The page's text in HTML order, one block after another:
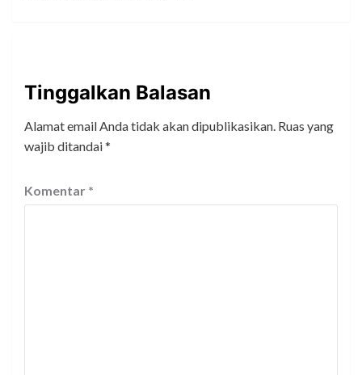
Tinggalkan Balasan
Alamat email Anda tidak akan dipublikasikan. Ruas yang
wajib ditandai*
Komentar *